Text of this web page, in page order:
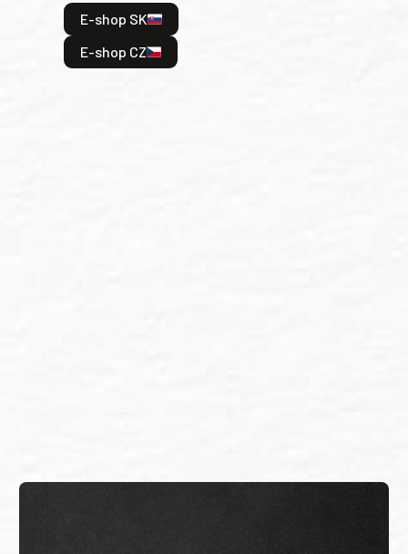
E-shop SK
E-shop CZ